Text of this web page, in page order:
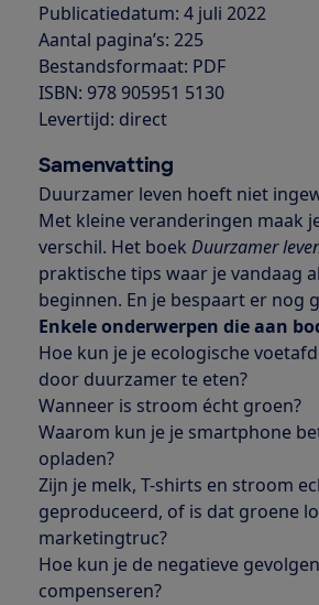
Publicatiedatum: 4 juli 2022
Aantal pagina’s: 225
Bestandsformaat: PDF
ISBN: 978 905951 5130
Levertijd: direct
Samenvatting
Duurzamer leven hoeft niet
Met kleine veranderingen maak
verschil. Het boek Duurzamer
praktische tips waar je vandaag
beginnen. En je bespaart er nog
Enkele onderwerpen die aan
Hoe kun je je ecologische
door duurzamer te eten?
Wanneer is stroom écht groen?
Waarom kun je je smartphone
opladen?
Zijn je melk, T-shirts en stroom
geproduceerd, of is dat groene
marketingtruc?
Hoe kun je de negatieve
compenseren?